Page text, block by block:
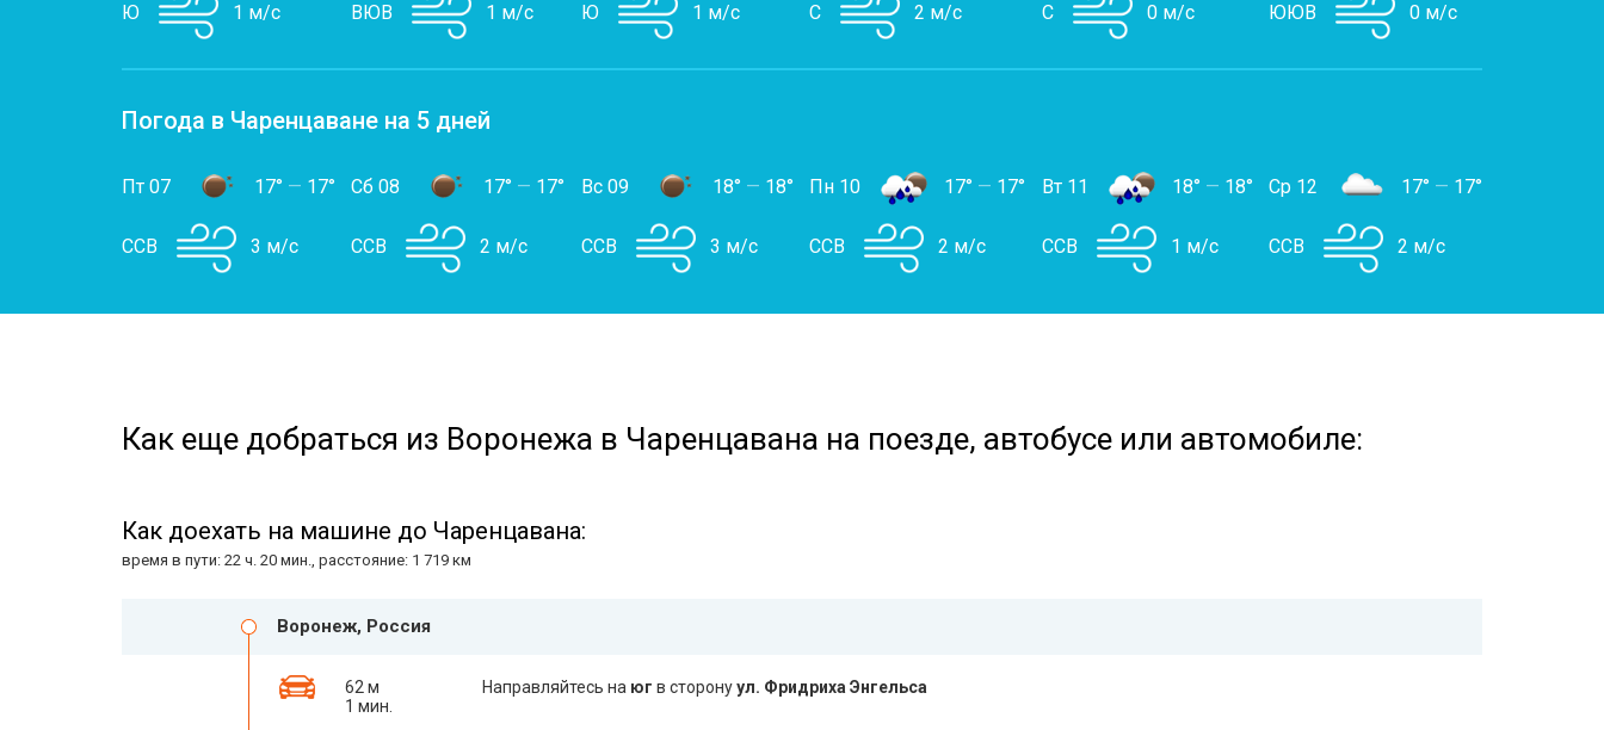
Ю 1 м/с ВЮВ 1 м/с Ю 1 м/с С 2 м/с С 0 м/с ЮЮВ 0 м/с
Погода в Чаренцаване на 5 дней
Пт 07 17° — 17°
ССВ 3 м/с
Сб 08 17° — 17°
ССВ 2 м/с
Вс 09 18° — 18°
ССВ 3 м/с
Пн 10 17° — 17°
ССВ 2 м/с
Вт 11 18° — 18°
ССВ 1 м/с
Ср 12 17° — 17°
ССВ 2 м/с
Как еще добраться из Воронежа в Чаренцавана на поезде, автобусе или автомобиле:
Как доехать на машине до Чаренцавана:
время в пути: 22 ч. 20 мин., расстояние: 1 719 км
Воронеж, Россия
62 м
1 мин.
Направляйтесь на юг в сторонуул. Фридриха Энгельса